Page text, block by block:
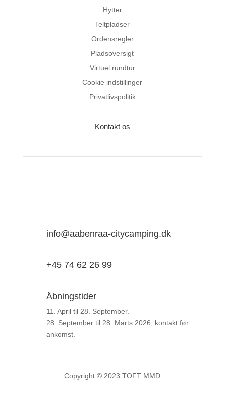
Hytter
Teltpladser
Ordensregler
Pladsoversigt
Virtuel rundtur
Cookie indstillinger
Privatlivspolitik
Kontakt os
info@aabenraa-citycamping.dk
+45 74 62 26 99
Åbningstider
11. April til 28. September.
28. September til 28. Marts 2026, kontakt før
ankomst.
Copyright © 2023 TOFT MMD